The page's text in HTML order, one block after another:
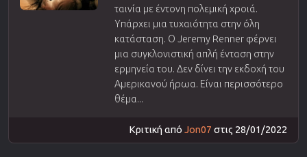
ταινία με έντονη πολεμική χροιά.
Υπάρχει μια τυχαιότητα στην όλη
κατάσταση. Ο Jeremy Renner φέρνει
μια συγκλονιστική απλή ένταση στην
ερμηνεία του. Δεν δίνει την εκδοχή του
Αμερικανού ήρωα. Είναι περισσότερο
θέμα...
Κριτική από Jon07 στις 28/01/2022